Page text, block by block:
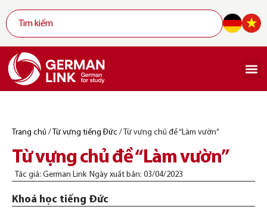
Trang chủ / Từ vựng tiếng Đức / Từ vựng chủ đề “Làm vườn”
Từ vựng chủ đề “Làm vườn”
Tác giả: German Link Ngày xuất bản: 03/04/2023
Khoá học tiếng Đức